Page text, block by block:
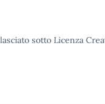
sotto Licenza